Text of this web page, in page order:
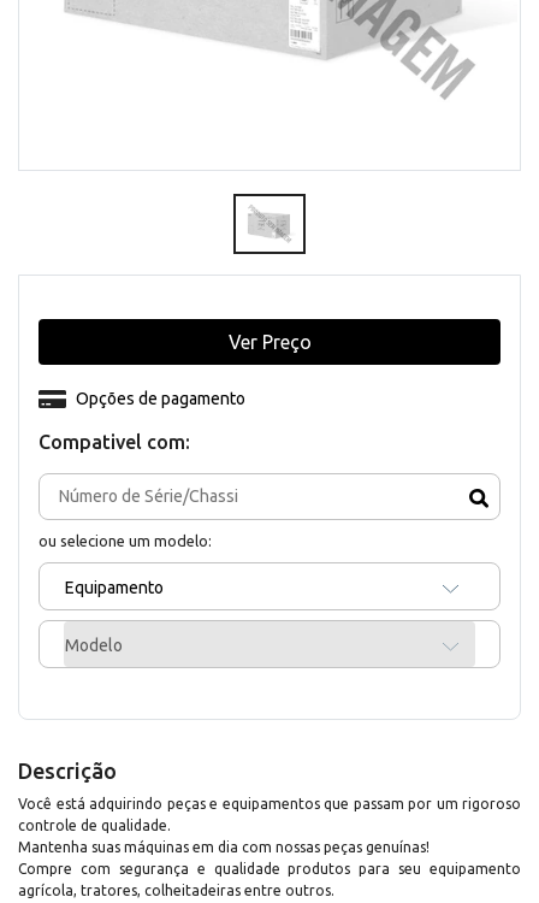
Compativel com:
ou selecione um modelo:
Equipamento
Modelo
Opções de pagamento
Ver Preço
Descrição
Você está adquirindo peças e equipamentos que passam por um rigoroso
controle de qualidade.
Mantenha suas máquinas em dia com nossas peças genuínas!
Compre com segurança e qualidade produtos para seu equipamento
agrícola, tratores, colheitadeiras entre outros.